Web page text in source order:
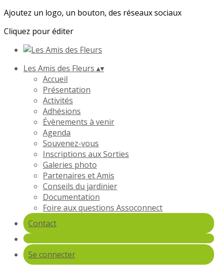
Ajoutez un logo, un bouton, des réseaux sociaux
Cliquez pour éditer
Les Amis des Fleurs ▴▾
Accueil
Présentation
Activités
Adhésions
Évènements à venir
Agenda
Souvenez-vous
Inscriptions aux Sorties
Galeries photo
Partenaires et Amis
Conseils du jardinier
Documentation
Foire aux questions Assoconnect
Contact
Se connecter